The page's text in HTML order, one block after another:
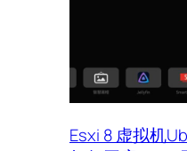
Esxi 8 虚拟机